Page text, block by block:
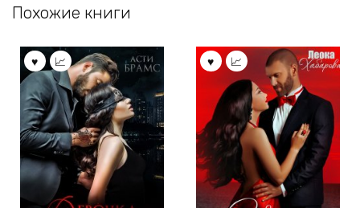
Похожие книги